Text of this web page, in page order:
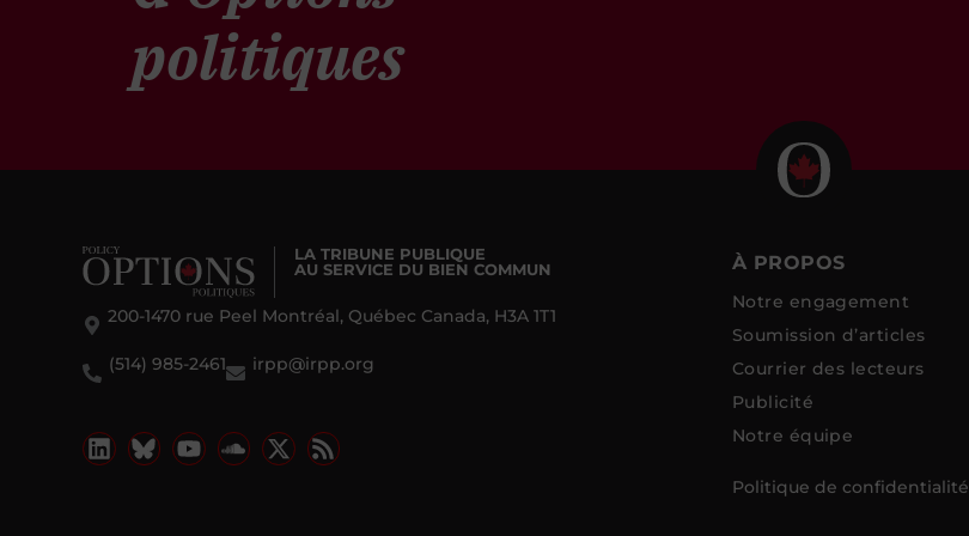
politiques
LA TRIBUNE PUBLIQUE
AU SERVICE DU BIEN COMMUN
200-1470 rue Peel Montréal, Québec Canada, H3A 1T1
(514) 985-2461 irpp@irpp.org
À PROPOS
Notre engagement
Soumission d’articles
Courrier des lecteurs
Publicité
Notre équipe
Politique de confidentialité